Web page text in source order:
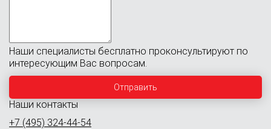
Наши специалисты бесплатно проконсультируют по
интересующим Вас вопросам.
Наши контакты
+7 (495) 324-44-54